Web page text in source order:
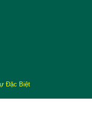
Đặc Biệt